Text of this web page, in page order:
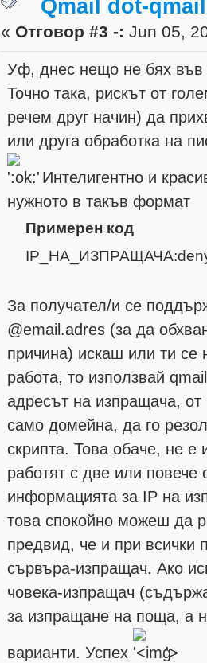
Qmail dot-
« Отговор #3 -: Jun 05,
Уф, днес нещо не бях във
Точно така, рискът от
речем друг начин) да
или друга обработка на
Интелигентно и
нужното в такъв формат
Примерен код
За получател/и се
@email.adres (за да
причина) искаш или ти се
работа, то използвай
адресът на изпращача,
само домейна, да го
скрипта. Това обаче, не
работят с две или
информацията за IP на
това спокойно можеш да
предвид, че и при всички
сървъра-изпращач. Ако
човека-изпращач
за изпращане на поща, а
варианти. Успех '>